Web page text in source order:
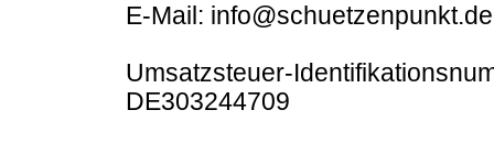
E-Mail:
Umsatzsteuer-
DE303244709